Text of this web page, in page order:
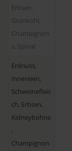
Erbsen,
Grünkohl,
Champignon
s, Spinat
Erdnuss,
Innereien,
Schweinefleis
ch, Erbsen,
Kidneybohne
,
Champignon